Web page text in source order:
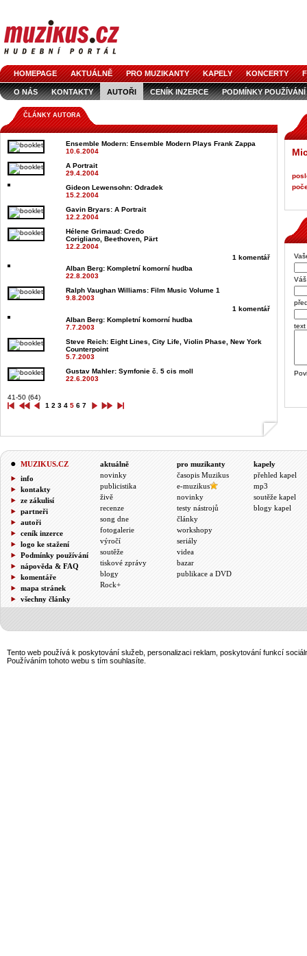
HOMEPAGE AKTUÁLNĚ PRO MUZIKANTY KAPELY KONCERTY
O NÁS KONTAKTY AUTOŘI CENÍK INZERCE PODMÍNKY POUŽÍVÁNÍ
LOGO KE STAŽENÍ
ČLÁNKY AUTORA
Ensemble Modern: Ensemble Modern Plays Frank Zappa
10.6.2004
A Portrait
29.4.2004
Gideon Lewensohn: Odradek
15.2.2004
Gavin Bryars: A Portrait
12.2.2004
Hélene Grimaud: Credo
Corigliano, Beethoven, Pärt
12.2.2004
1 komentář
Alban Berg: Kompletní komorní hudba
22.8.2003
Ralph Vaughan Williams: Film Music Volume 1
9.8.2003
1 komentář
Alban Berg: Kompletní komorní hudba
7.7.2003
Steve Reich: Eight Lines, City Life, Violin Phase, New York
Counterpoint
5.7.2003
Gustav Mahler: Symfonie č. 5 cis moll
22.6.2003
41-50 (64)
1 2 3 4 5 6 7
text
MUZIKUS.CZ
info
kontakty
ze zákulisí
partneři
autoři
ceník inzerce
logo ke stažení
Podmínky používání
nápověda & FAQ
komentáře
mapa stránek
všechny články
aktuálně
novinky
publicistika
živě
recenze
song dne
fotogalerie
výročí
soutěže
tiskové zprávy
blogy
Rock+
pro muzikanty
časopis Muzikus
e-muzikus
novinky
testy nástrojů
články
workshopy
seriály
videa
bazar
publikace a DVD
kapely
přehled kapel
mp3
soutěže kapel
blogy kapel
Tento web používá k poskytování služeb, personalizaci reklam, poskytování funkcí
Používáním tohoto webu s tím souhlasíte.